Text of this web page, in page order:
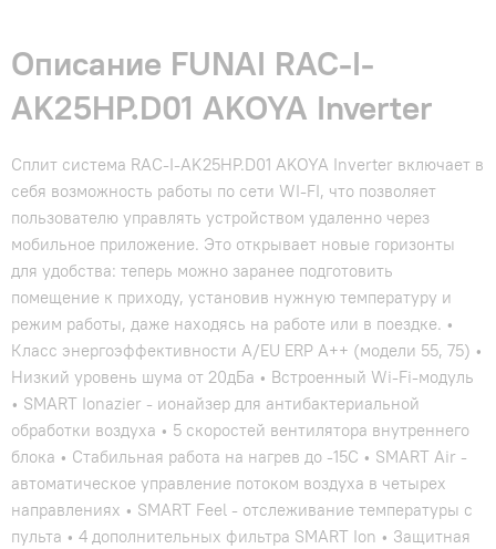
Описание FUNAI RAC-I-
AK25HP.D01 AKOYA Inverter
Сплит система RAC-I-AK25HP.D01 AKOYA Inverter включает в
себя возможность работы по сети WI-FI, что позволяет
пользователю управлять устройством удаленно через
мобильное приложение. Это открывает новые горизонты
для удобства: теперь можно заранее подготовить
помещение к приходу, установив нужную температуру и
режим работы, даже находясь на работе или в поездке. •
Класс энергоэффективности А/EU ERP A++ (модели 55, 75) •
Низкий уровень шума от 20дБа • Встроенный Wi-Fi-модуль
• SMART Ionazier - ионайзер для антибактериальной
обработки воздуха • 5 скоростей вентилятора внутреннего
блока • Стабильная работа на нагрев до -15С • SMART Air -
автоматическое управление потоком воздуха в четырех
направлениях • SMART Feel - отслеживание температуры с
пульта • 4 дополнительных фильтра SMART Ion • Защитная